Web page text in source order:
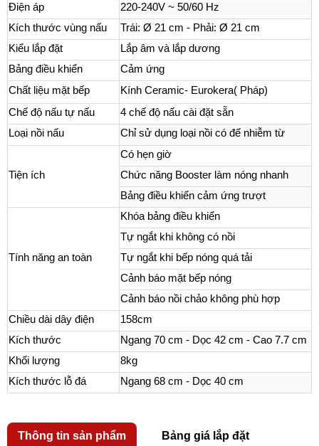
Điện áp
220-240V ~ 50/60 Hz
Kích thước vùng nấu
Trái: Ø 21 cm - Phải: Ø 21 cm
Kiểu lắp đặt
Lắp âm và lắp dương
Bảng điều khiển
Cảm ứng
Chất liệu mặt bếp
Kính Ceramic- Eurokera( Pháp)
Chế độ nấu tự nấu
4 chế độ nấu cài đặt sẵn
Loại nồi nấu
Chỉ sử dụng loại nồi có đế nhiễm từ
Tiện ích
Có hẹn giờ
Chức năng Booster làm nóng nhanh
Bảng điều khiển cảm ứng trượt
Tính năng an toàn
Khóa bảng điều khiển
Tự ngắt khi không có nồi
Tự ngắt khi bếp nóng quá tải
Cảnh báo mặt bếp nóng
Cảnh báo nồi chảo không phù hợp
Chiều dài dây điện
158cm
Kích thước
Ngang 70 cm - Dọc 42 cm - Cao 7.7 cm
Khối lượng
8kg
Kích thước lỗ đá
Ngang 68 cm - Dọc 40 cm
Thông tin sản phẩm Bảng giá lắp đặt